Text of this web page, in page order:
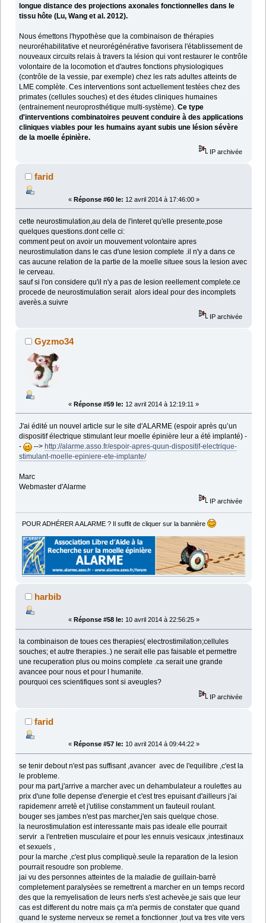
longue distance des projections axonales fonctionnelles dans le
tissu hôte (Lu, Wang et al. 2012).
Nous émettons l'hypothèse que la combinaison de thérapies
neuroréhabilitative et neurorégénérative favorisera l'établissement de
nouveaux circuits relais à travers la lésion qui vont restaurer le contrôle
volontaire de la locomotion et d'autres fonctions physiologiques
(contrôle de la vessie, par exemple) chez les rats adultes atteints de
LME complète. Ces interventions sont actuellement testées chez des
primates (cellules souches) et des études cliniques humaines
(entrainement neuroprosthétique multi-système).Ce type
d'interventions combinatoires peuvent conduire à des applications
cliniques viables pour les humains ayant subis une lésion sévère
de la moelle épinière.
IP archivée
farid
« Réponse #60 le: 12 avril 2014 à 17:46:00 »
cette neurostimulation,au dela de l'interet qu'elle presente,pose
quelques questions.dont celle ci:
comment peut on avoir un mouvement volontaire apres
neurostimulation dans le cas d'une lesion complete .il n'y a dans ce
cas aucune relation de la partie de la moelle situee sous la lesion avec
le cerveau.
sauf si l'on considere qu'il n'y a pas de lesion reellement complete.ce
procede de neurostimulation serait alors ideal pour des incomplets
averès.a suivre
IP archivée
Gyzmo34
« Réponse #59 le: 12 avril 2014 à 12:19:11 »
J'ai édité un nouvel article sur le site d'ALARME (espoir après qu’un
dispositif électrique stimulant leur moelle épinière leur a été implanté) -
-
--> http://alarme.asso.fr/espoir-apres-quun-dispositif-electrique-
stimulant-moelle-epiniere-ete-implante/
Marc
Webmaster d'Alarme
IP archivée
POUR ADHÉRER A ALARME ? Il suffit de cliquer sur la bannière
harbib
« Réponse #58 le: 10 avril 2014 à 22:56:25 »
la combinaison de toues ces therapies( electrostimilation;cellules
souches; et autre therapies..) ne serait elle pas faisable et permettre
une recuperation plus ou moins complete .ca serait une grande
avancee pour nous et pour l humanite.
pourquoi ces scientifiques sont si aveugles?
IP archivée
farid
« Réponse #57 le: 10 avril 2014 à 09:44:22 »
se tenir debout n'est pas suffisant ,avancer avec de l'equilibre ,c'est la
le probleme.
pour ma part,j'arrive a marcher avec un dehambulateur a roulettes au
prix d'une folle depense d'energie et c'est tres epuisant d'ailleurs j'ai
rapidemenr arretè et j'utilise constamment un fauteuil roulant.
bouger ses jambes n'est pas marcher,j'en sais quelque chose.
la neurostimulation est interessante mais pas ideale elle pourrait
servir a l'entretien musculaire et pour les ennuis vesicaux ,intestinaux
et sexuels ,
pour la marche ,c'est plus compliquè.seule la reparation de la lesion
pourrait resoudre son probleme.
jai vu des personnes atteintes de la maladie de guillain-barrè
completement paralysèes se remettrent a marcher en un temps record
des que la remyelisation de leurs nerfs s'est achevèe,je sais que leur
cas est different du notre mais ça m'a permis de constater que quand
quand le systeme nerveux se remet a fonctionner ,tout va tres vite vers